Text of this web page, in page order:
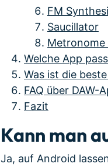
FM
Saucillator
Metronome
Welche App
Was ist die
FAQ über DAW-
Fazit
Kann man
Ja, auf Android